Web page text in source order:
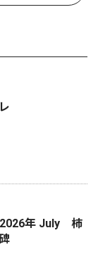
年 July 柿